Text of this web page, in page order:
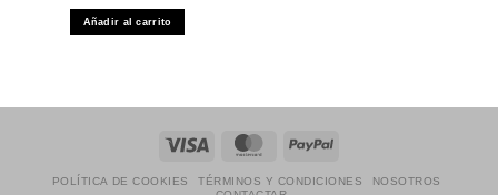
Añadir al carrito
MasterCardPayPal
POLÍTICA DE COOKIES TÉRMINOS Y CONDICIONES
NOSOTROS